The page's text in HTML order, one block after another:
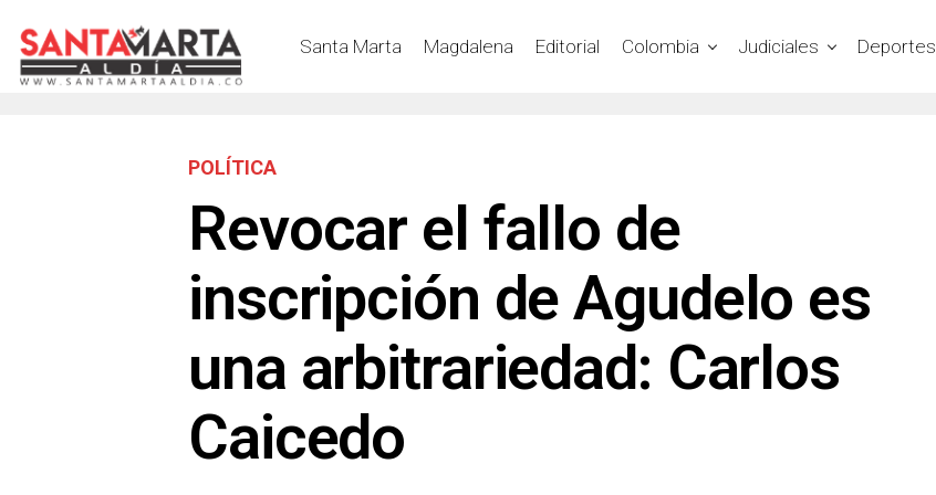
Santa Marta Magdalena Editorial Colombia Judiciales Deportes
POLÍTICA
Revocar el fallo de
inscripción de Agudelo es
una arbitrariedad: Carlos
Caicedo